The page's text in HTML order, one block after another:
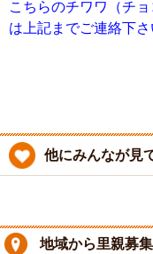
こちらのチワワ（チ
は上記までご連絡下さ
他にみんなが見
地域から里親募